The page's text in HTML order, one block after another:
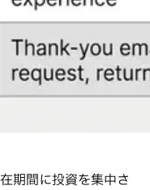
期間に投資を集中さ